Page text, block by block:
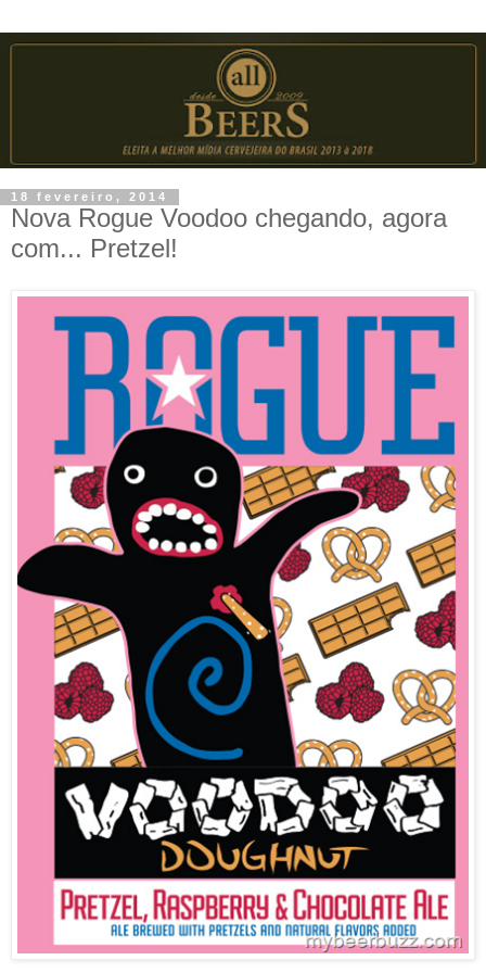
18 fevereiro, 2014
Nova Rogue Voodoo chegando, agora
com... Pretzel!